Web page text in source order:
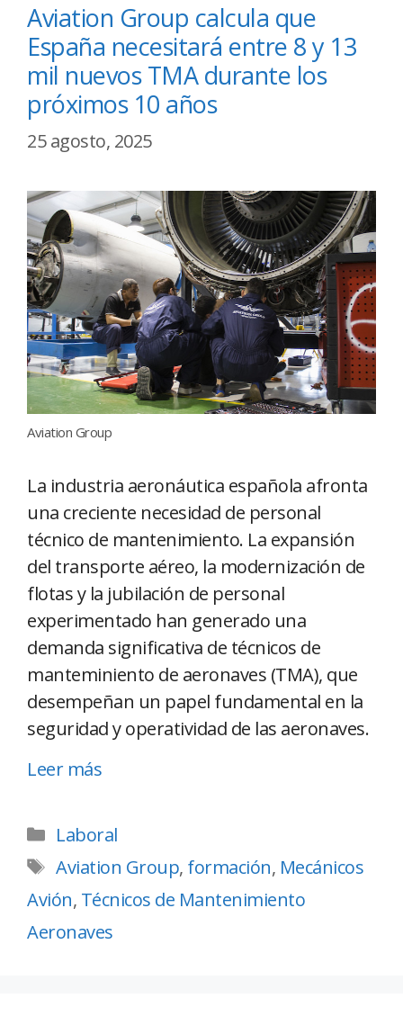
Aviation Group calcula que
España necesitará entre 8 y 13
mil nuevos TMA durante los
próximos 10 años
25 agosto, 2025
Aviation Group
La industria aeronáutica española afronta
una creciente necesidad de personal
técnico de mantenimiento. La expansión
del transporte aéreo, la modernización de
flotas y la jubilación de personal
experimentado han generado una
demanda significativa de técnicos de
manteminiento de aeronaves (TMA), que
desempeñan un papel fundamental en la
seguridad y operatividad de las aeronaves.
Leer más
Laboral
Aviation Group, formación, Mecánicos
Avión, Técnicos de Mantenimiento
Aeronaves